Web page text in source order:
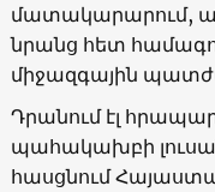
մատակարարում,
նրանց հետ
միջազգային
Դրանում էլ
պահակախբի
հասցնում